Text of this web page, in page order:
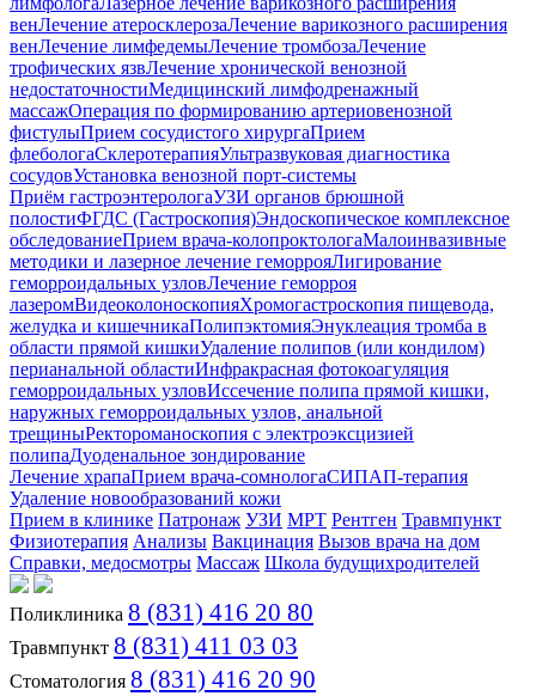
венЛечение атеросклерозаЛечение варикозного расширения
венЛечение лимфедемыЛечение тромбозаЛечение
трофических язвЛечение хронической венозной
недостаточностиМедицинский лимфодренажный
массажОперация по формированию артериовенозной
фистулыПрием сосудистого хирургаПрием
флебологаСклеротерапияУльтразвуковая диагностика
сосудовУстановка венозной порт-системы
Приём гастроэнтерологаУЗИ органов брюшной
полостиФГДС (Гастроскопия)Эндоскопическое комплексное
обследованиеПрием врача-колопроктологаМалоинвазивные
методики и лазерное лечение геморрояЛигирование
геморроидальных узловЛечение геморроя
лазеромВидеоколоноскопияХромогастроскопия пищевода,
желудка и кишечникаПолипэктомияЭнуклеация тромба в
области прямой кишкиУдаление полипов (или кондилом)
перианальной областиИнфракрасная фотокоагуляция
геморроидальных узловИссечение полипа прямой кишки,
наружных геморроидальных узлов, анальной
трещиныРектороманоскопия с электроэксцизией
полипаДуоденальное зондирование
Лечение храпаПрием врача-сомнологаСИПАП-терапия
Удаление новообразований кожи
Прием в клинике Патронаж УЗИ МРТ Рентген Травмпункт
Физиотерапия Анализы Вакцинация Вызов врача на дом
Справки, медосмотры Массаж Школа будущихродителей
Поликлиника 8 (831) 416 20 80
Травмпункт 8 (831) 411 03 03
Стоматология 8 (831) 416 20 90